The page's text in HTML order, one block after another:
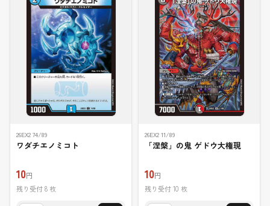
26EX2 74/89
ワダチエノミコト
10円
残り受付 8 枚
26EX2 11/89
「涅槃」の鬼 ゲドウ大権現
10円
残り受付 10 枚